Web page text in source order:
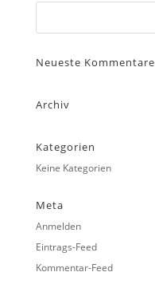
Neueste Kommentare
Archiv
Kategorien
Keine Kategorien
Meta
Anmelden
Eintrags-Feed
Kommentar-Feed